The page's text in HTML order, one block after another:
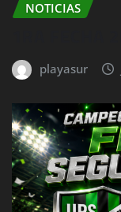
NOTICIAS
playasur